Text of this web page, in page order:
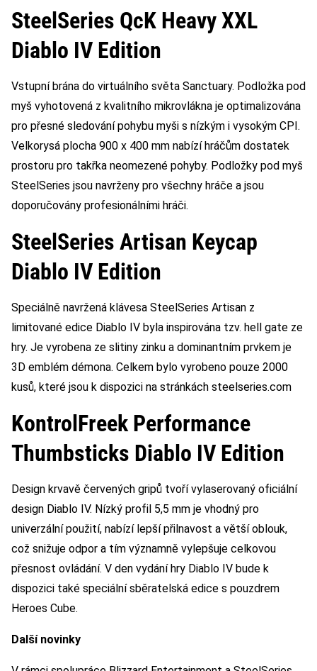
SteelSeries QcK Heavy XXL
Diablo IV Edition
Vstupní brána do virtuálního světa Sanctuary. Podložka pod
myš vyhotovená z kvalitního mikrovlákna je optimalizována
pro přesné sledování pohybu myši s nízkým i vysokým CPI.
Velkorysá plocha 900 x 400 mm nabízí hráčům dostatek
prostoru pro takřka neomezené pohyby. Podložky pod myš
SteelSeries jsou navrženy pro všechny hráče a jsou
doporučovány profesionálními hráči.
SteelSeries Artisan Keycap
Diablo IV Edition
Speciálně navržená klávesa SteelSeries Artisan z
limitované edice Diablo IV byla inspirována tzv. hell gate ze
hry. Je vyrobena ze slitiny zinku a dominantním prvkem je
3D emblém démona. Celkem bylo vyrobeno pouze 2000
kusů, které jsou k dispozici na stránkách steelseries.com
KontrolFreek Performance
Thumbsticks Diablo IV Edition
Design krvavě červených gripů tvoří vylaserovaný oficiální
design Diablo IV. Nízký profil 5,5 mm je vhodný pro
univerzální použití, nabízí lepší přilnavost a větší oblouk,
což snižuje odpor a tím významně vylepšuje celkovou
přesnost ovládání. V den vydání hry Diablo IV bude k
dispozici také speciální sběratelská edice s pouzdrem
Heroes Cube.
Další novinky